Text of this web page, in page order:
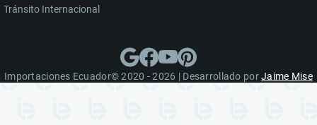
Tránsito Internacional
Importaciones Ecuador© 2020 - 2026 | Desarrollado porJaime Mise